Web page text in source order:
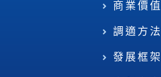
商業價值
調適方法
發展框架